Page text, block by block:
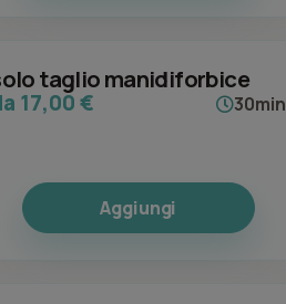
taglio manidiforbice
17,00 € 30min
Aggiungi